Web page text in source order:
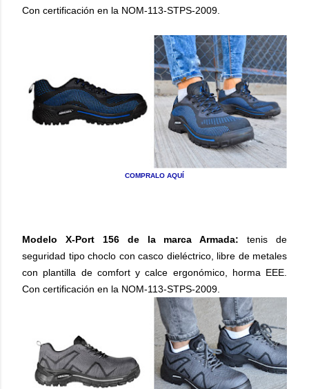
Con certificación en la NOM-113-STPS-2009.
COMPRALO AQUÍ
Modelo X-Port 156 de la marca Armada: tenis de
seguridad tipo choclo con casco dieléctrico, libre de metales
con plantilla de comfort y calce ergonómico, horma EEE.
Con certificación en la NOM-113-STPS-2009.